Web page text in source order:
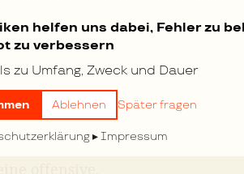
helfen uns dabei, Fehler zu
zu verbessern
zu Umfang, Zweck und Dauer
Ablehnen Später fragen
Impressum
das Koalitionsrecht
die Arbeiter und
das völlige Versagen
Eingreifen der arbeitenden
nicht auf der ganzen
erste Voraussetzung